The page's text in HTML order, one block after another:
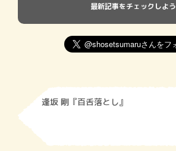
最新記事をチェックしよう
逢坂 剛『百舌落とし』